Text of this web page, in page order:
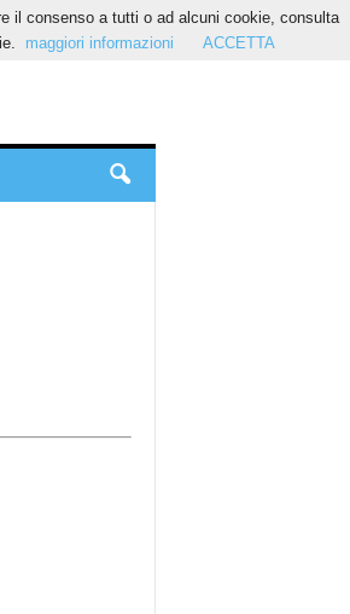
il consenso a tutti o ad alcuni cookie, consulta
maggiori informazioni ACCETTA